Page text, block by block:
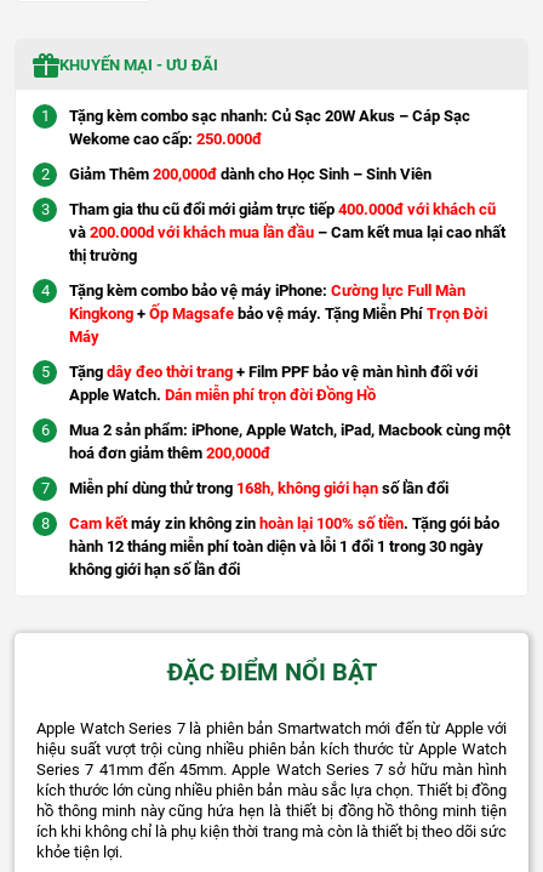
KHUYẾN MẠI - ƯU ĐÃI
Tặng kèm combo sạc nhanh: Củ Sạc 20W Akus – Cáp Sạc
Wekome cao cấp: 250.000đ
Giảm Thêm 200,000đ dành cho Học Sinh – Sinh Viên
Tham gia thu cũ đổi mới giảm trực tiếp 400.000đ với khách cũ
và 200.000d với khách mua lần đầu – Cam kết mua lại cao nhất
thị trường
Tặng kèm combo bảo vệ máy iPhone: Cường lực Full Màn
Kingkong + Ốp Magsafe bảo vệ máy. Tặng Miễn Phí Trọn Đời
Máy
Tặng dây đeo thời trang + Film PPF bảo vệ màn hình đối với
Apple Watch. Dán miễn phí trọn đời Đồng Hồ
Mua 2 sản phẩm: iPhone, Apple Watch, iPad, Macbook cùng một
hoá đơn giảm thêm 200,000đ
Miễn phí dùng thử trong 168h, không giới hạn số lần đổi
Cam kếtmáy zin không zin hoàn lại 100% số tiền. Tặng gói bảo
hành 12 tháng miễn phí toàn diện và lỗi 1 đổi 1 trong 30 ngày
không giới hạn số lần đổi
ĐẶC ĐIỂM NỔI BẬT
Apple Watch Series 7 là phiên bản Smartwatch mới đến từ Apple với
hiệu suất vượt trội cùng nhiều phiên bản kích thước từ Apple Watch
Series 7 41mm đến 45mm. Apple Watch Series 7 sở hữu màn hình
kích thước lớn cùng nhiều phiên bản màu sắc lựa chọn. Thiết bị đồng
hồ thông minh này cũng hứa hẹn là thiết bị đồng hồ thông minh tiện
ích khi không chỉ là phụ kiện thời trang mà còn là thiết bị theo dõi sức
khỏe tiện lợi.